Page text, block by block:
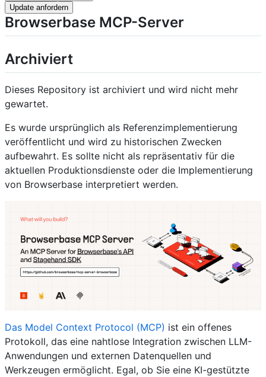
Update anfordern
Browserbase MCP-Server
Archiviert
Dieses Repository ist archiviert und wird nicht mehr
gewartet.
Es wurde ursprünglich als Referenzimplementierung
veröffentlicht und wird zu historischen Zwecken
aufbewahrt. Es sollte nicht als repräsentativ für die
aktuellen Produktionsdienste oder die Implementierung
von Browserbase interpretiert werden.
Das Model Context Protocol (MCP) ist ein offenes
Protokoll, das eine nahtlose Integration zwischen LLM-
Anwendungen und externen Datenquellen und
Werkzeugen ermöglicht. Egal, ob Sie eine KI-gestützte